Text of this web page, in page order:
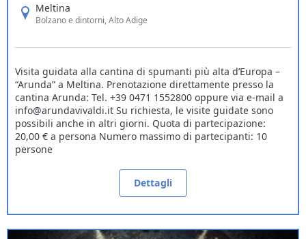
Meltina
Bolzano e dintorni, Alto Adige
Visita guidata alla cantina di spumanti più alta d’Europa –
“Arunda” a Meltina. Prenotazione direttamente presso la
cantina Arunda: Tel. +39 0471 1552800 oppure via e-mail a
info@arundavivaldi.it Su richiesta, le visite guidate sono
possibili anche in altri giorni. Quota di partecipazione:
20,00 € a persona Numero massimo di partecipanti: 10
persone
Dettagli